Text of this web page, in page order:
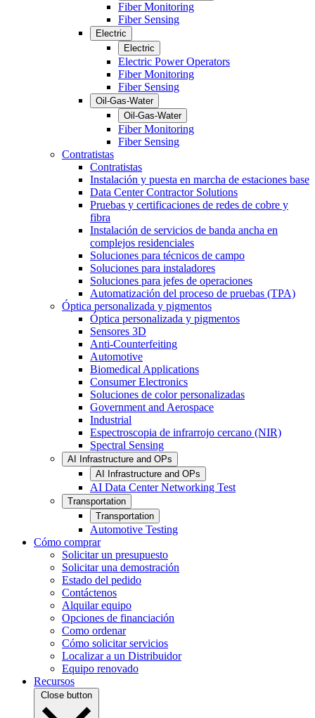
Fiber Monitoring
Fiber Sensing
Electric
Electric
Electric Power Operators
Fiber Monitoring
Fiber Sensing
Oil-Gas-Water
Oil-Gas-Water
Fiber Monitoring
Fiber Sensing
Contratistas
Contratistas
Instalación y puesta en marcha de estaciones base
Data Center Contractor Solutions
Pruebas y certificaciones de redes de cobre y
fibra
Instalación de servicios de banda ancha en
complejos residenciales
Soluciones para técnicos de campo
Soluciones para instaladores
Soluciones para jefes de operaciones
Automatización del proceso de pruebas (TPA)
Óptica personalizada y pigmentos
Óptica personalizada y pigmentos
Sensores 3D
Anti-Counterfeiting
Automotive
Biomedical Applications
Consumer Electronics
Soluciones de color personalizadas
Government and Aerospace
Industrial
Espectroscopia de infrarrojo cercano (NIR)
Spectral Sensing
AI Infrastructure and OPs
AI Infrastructure and OPs
AI Data Center Networking Test
Transportation
Transportation
Automotive Testing
Cómo comprar
Solicitar un presupuesto
Solicitar una demostración
Estado del pedido
Contáctenos
Alquilar equipo
Opciones de financiación
Como ordenar
Cómo solicitar servicios
Localizar a un Distribuidor
Equipo renovado
Recursos
Close button